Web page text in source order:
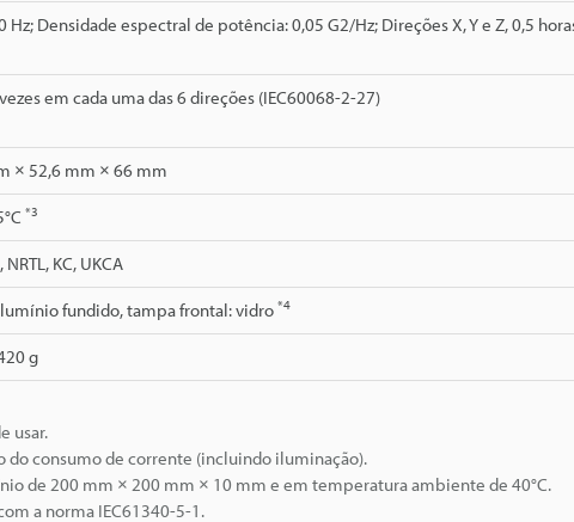
Hz; Densidade espectral de potência: 0,05 G2/Hz; Direções X, Y e Z, 0,5
em cada uma das 6 direções (IEC60068-2-27)
× 52,6 mm × 66 mm
*3
NRTL, KC, UKCA
fundido, tampa frontal: vidro *4
g
usar.
do consumo de corrente (incluindo iluminação).
de 200 mm × 200 mm × 10 mm e em temperatura ambiente de 40°C.
a norma IEC61340-5-1.